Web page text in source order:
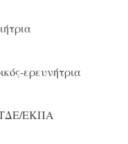
ερευνήτρια
ΕΚΠΑ